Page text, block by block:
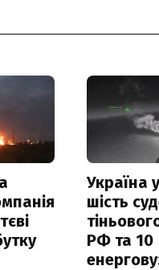
Україна
шість
РФ та 10